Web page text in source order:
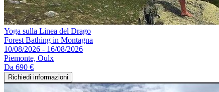
Yoga sulla Linea del Drago
Forest Bathing in Montagna
10/08/2026 - 16/08/2026
Piemonte, Oulx
Da 690 €
Richiedi informazioni